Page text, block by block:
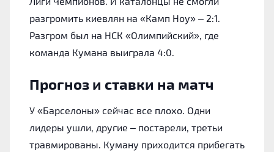
разгромить киевлян на «Камп Ноу» – 2:1.
Разгром был на НСК «Олимпийский», где
команда Кумана выиграла 4:0.
Прогноз и ставки на матч
У «Барселоны» сейчас все плохо. Одни
лидеры ушли, другие – постарели, третьи
травмированы. Куману приходится прибегать